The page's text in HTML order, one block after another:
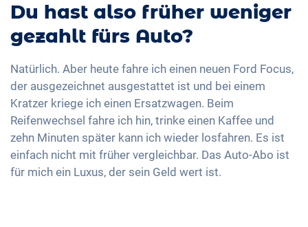
Du hast also früher weniger
gezahlt fürs Auto?
Natürlich. Aber heute fahre ich einen neuen Ford Focus,
der ausgezeichnet ausgestattet ist und bei einem
Kratzer kriege ich einen Ersatzwagen. Beim
Reifenwechsel fahre ich hin, trinke einen Kaffee und
zehn Minuten später kann ich wieder losfahren. Es ist
einfach nicht mit früher vergleichbar. Das Auto-Abo ist
für mich ein Luxus, der sein Geld wert ist.